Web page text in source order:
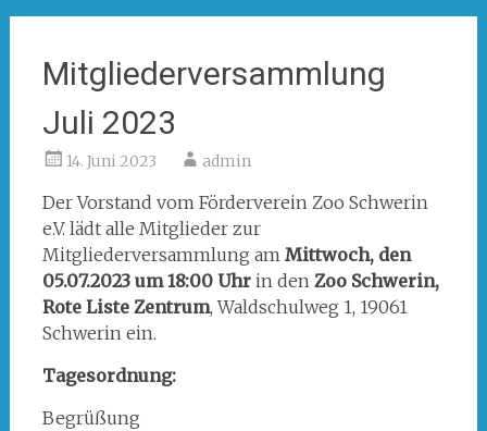
Mitgliederversammlung
Juli 2023
14. Juni 2023 admin
Der Vorstand vom Förderverein Zoo Schwerin
e.V. lädt alle Mitglieder zur
Mitgliederversammlung am Mittwoch, den
05.07.2023 um 18:00 Uhr in den Zoo Schwerin,
Rote Liste Zentrum, Waldschulweg 1, 19061
Schwerin ein.
Tagesordnung:
Begrüßung